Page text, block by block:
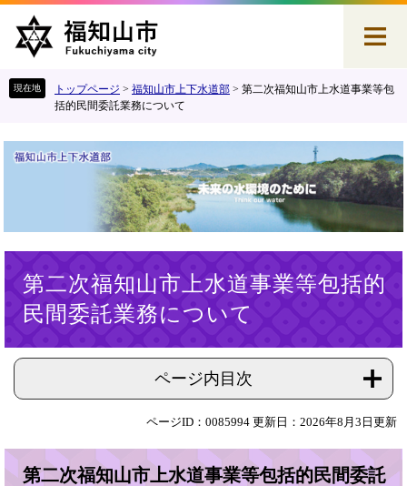
す
し
トップページ > 福知山市上下水道部 > 第二次福知山市上水道事業等包
括的民間委託業務について
第二次福知山市上水道事業等包括的
民間委託業務について
ページ内目次
ページID：0085994 更新日：2026年8月3日更新
第二次福知山市上水道事業等包括的民間委託